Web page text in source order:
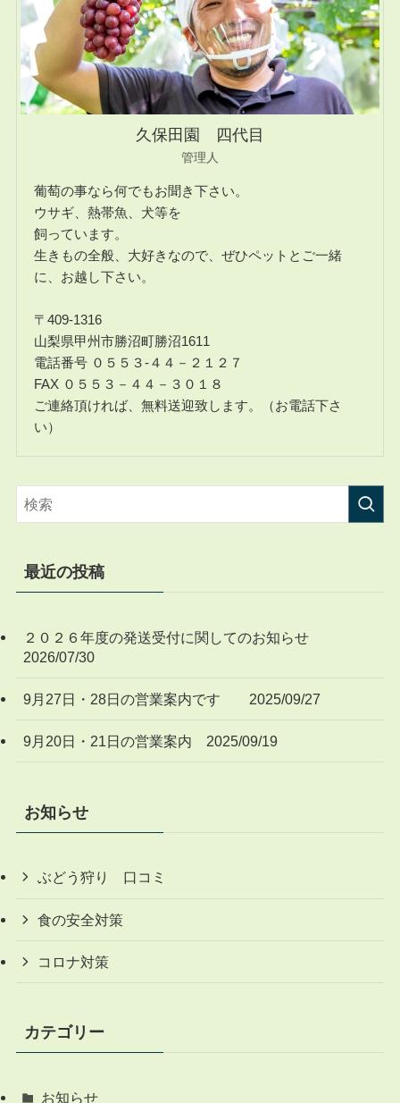
久保田園 四代目
管理人
葡萄の事なら何でもお聞き下さい。
ウサギ、熱帯魚、犬等を
飼っています。
生きもの全般、大好きなので、ぜひペットとご一緒
に、お越し下さい。
〒409-1316
山梨県甲州市勝沼町勝沼1611
電話番号 ０５５３-４４－２１２７
FAX ０５５３－４４－３０１８
ご連絡頂ければ、無料送迎致します。（お電話下さ
い）
最近の投稿
２０２６年度の発送受付に関してのお知らせ
2026/07/30
9月27日・28日の営業案内です 2025/09/27
9月20日・21日の営業案内 2025/09/19
お知らせ
ぶどう狩り 口コミ
食の安全対策
コロナ対策
カテゴリー
お知らせ